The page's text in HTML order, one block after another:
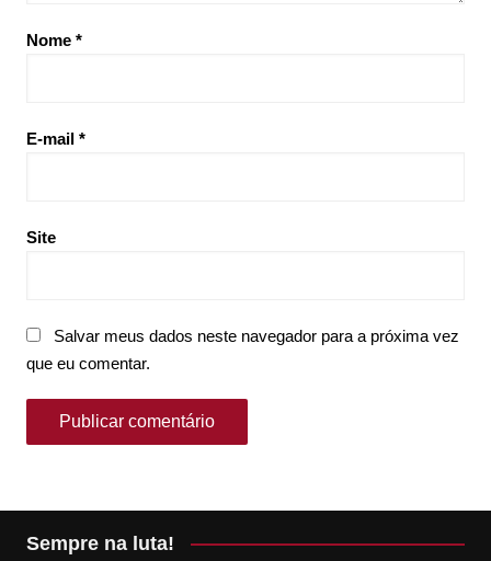
Nome *
E-mail *
Site
Salvar meus dados neste navegador para a próxima vez
que eu comentar.
Sempre na luta!